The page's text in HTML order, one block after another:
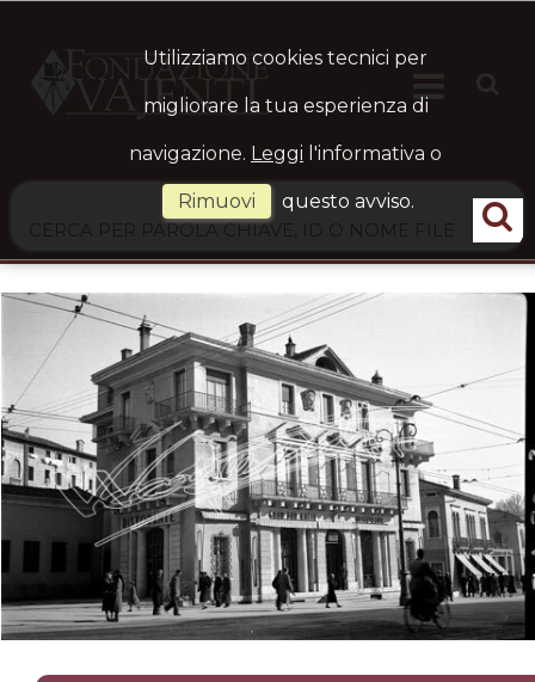
Ste HOME
ARCHIVIO
LOGIN
Utilizziamo cookies tecnici per
migliorare la tua esperienza di
navigazione. Leggi l'informativa o
Rimuovi questo avviso.